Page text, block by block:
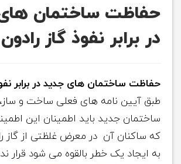
حفاظت ساختمان
در برابر نفوذ گاز رادون
حفاظت ساختمان های جدید در برابر
طبق آیین نامه های فعلی ساخت و
ساختمان جدید باید اطمینان این
که ساکنان آن در معرض غلظتی از گاز
به ایجاد یک خطر بالقوه می شود قرار